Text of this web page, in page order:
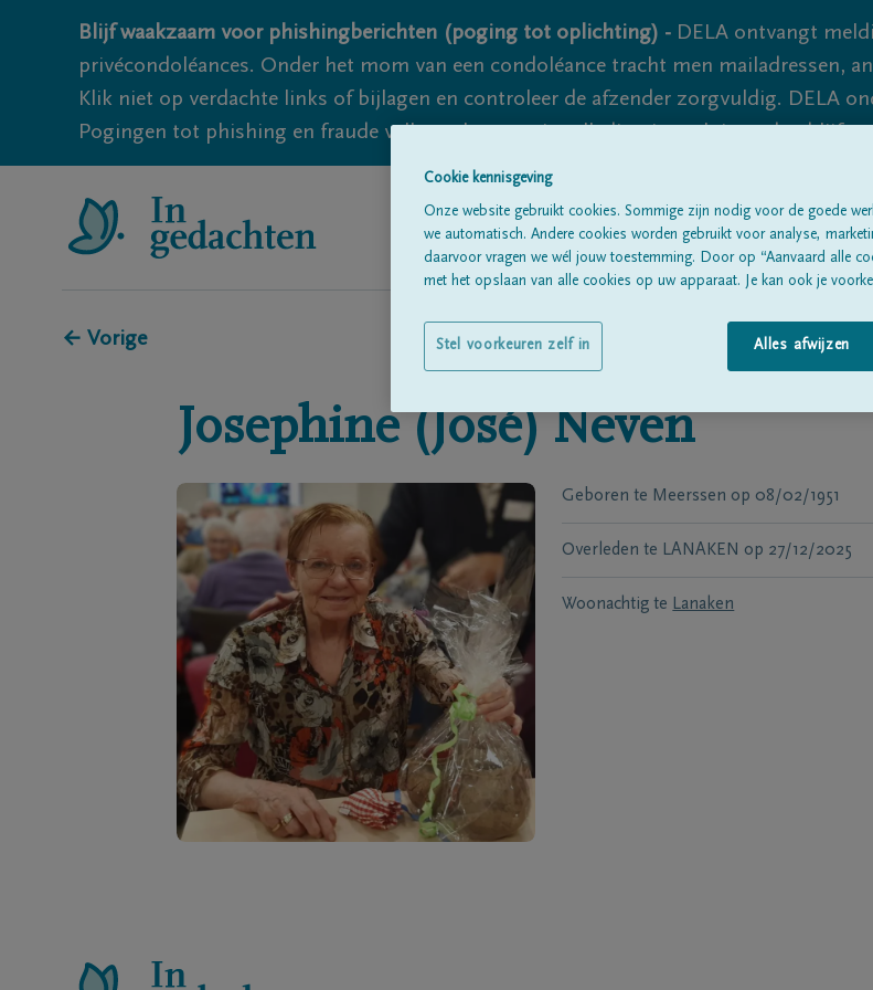
Blijf waakzaam voor phishingberichten (poging tot oplichting) - DELA ontvangt
privécondoléances. Onder het mom van een condoléance tracht men mailadressen,
Klik niet op verdachte links of bijlagen en controleer de afzender zorgvuldig. DELA
Pogingen tot phishing en fraude vallen echter nooit volledig uit te sluiten, dus blijf
Alle
← Vorige
Josephine (José) Neven
Geboren te Meerssen op 08/02/1951
Overleden te LANAKEN op 27/12/2025
Woonachtig te Lanaken
Cookie kennisgeving
Onze website gebruikt cookies. Sommige zijn nodig voor de goede
we automatisch. Andere cookies worden gebruikt voor analyse,
daarvoor vragen we wél jouw toestemming. Door op “Aanvaard alle
met het opslaan van alle cookies op uw apparaat. Je kan ook je
Alles afwijzen
Stel voorkeuren zelf in